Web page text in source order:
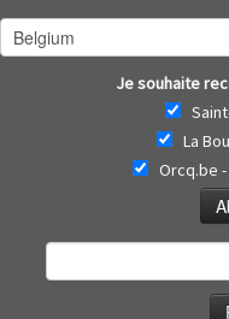
Je souhaite
La
Orcq.be